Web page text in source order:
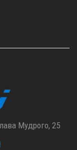
Мудрого, 25